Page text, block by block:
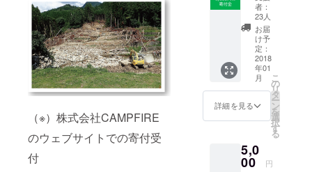
（※）株式会社CAMPFIRE
のウェブサイトでの寄付受
付
ナン
シャル
グルー
プより
お礼の
メッ
セージ
をお送
りしま
す。
者：
23人
お届
け予
定：
2018
年01
月
詳細を見る
こ
の
リ
タ
ー
ン
を
選
択
す
る
5,0
00 円